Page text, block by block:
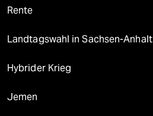
Rente
Landtagswahl in Sachsen-Anhalt
Hybrider Krieg
Jemen